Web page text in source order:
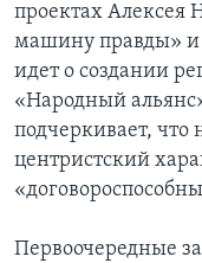
проектах Алексея
машину правды» и
идет о создании
«Народный
подчеркивает, что
центристский
Первоочередные